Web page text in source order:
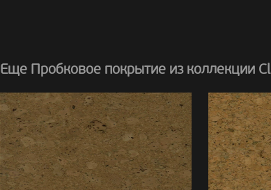
Еще Пробковое покрытие из коллекции